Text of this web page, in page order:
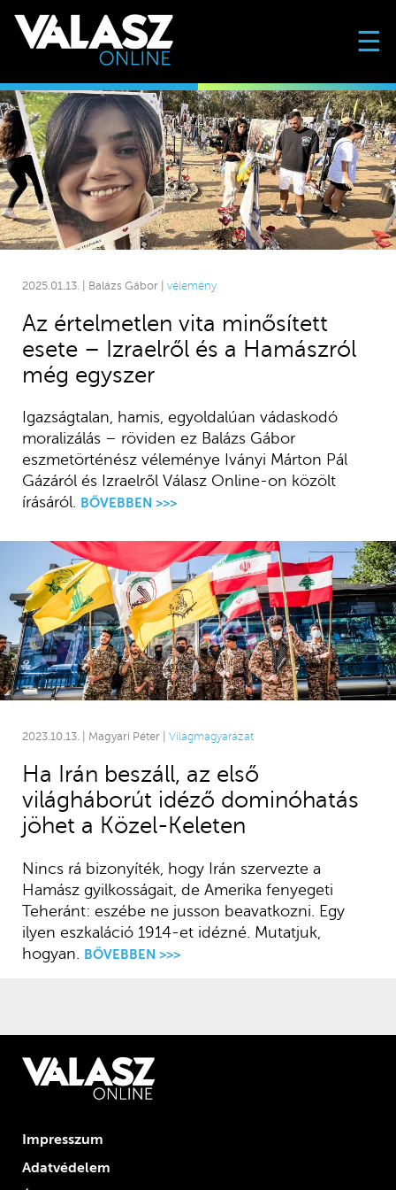
☰
2025.01.13. | Balázs Gábor | vélemény
Az értelmetlen vita minősített
esete – Izraelről és a Hamászról
még egyszer
Igazságtalan, hamis, egyoldalúan vádaskodó
moralizálás – röviden ez Balázs Gábor
eszmetörténész véleménye Iványi Márton Pál
Gázáról és Izraelről Válasz Online-on közölt
írásáról. BŐVEBBEN >>>
2023.10.13. | Magyari Péter | Világmagyarázat
Ha Irán beszáll, az első
világháborút idéző dominóhatás
jöhet a Közel-Keleten
Nincs rá bizonyíték, hogy Irán szervezte a
Hamász gyilkosságait, de Amerika fenyegeti
Teheránt: eszébe ne jusson beavatkozni. Egy
ilyen eszkaláció 1914-et idézné. Mutatjuk,
hogyan. BŐVEBBEN >>>
Impresszum
Adatvédelem